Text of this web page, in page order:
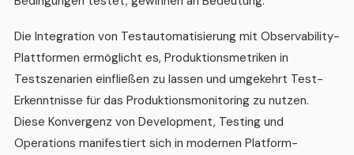
Die Integration von Testautomatisierung mit Observability-
Plattformen ermöglicht es, Produktionsmetriken in
Testszenarien einfließen zu lassen und umgekehrt Test-
Erkenntnisse für das Produktionsmonitoring zu nutzen.
Diese Konvergenz von Development, Testing und
Operations manifestiert sich in modernen Platform-